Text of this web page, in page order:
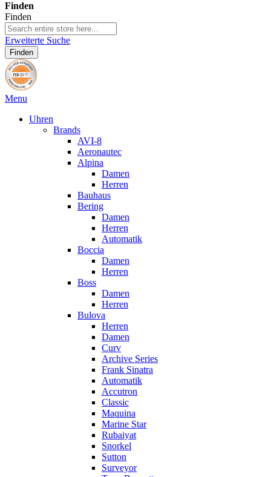
Finden
Finden
Erweiterte Suche
Finden
Menu
Uhren
Brands
AVI-8
Aeronautec
Alpina
Damen
Herren
Bauhaus
Bering
Damen
Herren
Automatik
Boccia
Damen
Herren
Boss
Damen
Herren
Bulova
Herren
Damen
Curv
Archive Series
Frank Sinatra
Automatik
Accutron
Classic
Maquina
Marine Star
Rubaiyat
Snorkel
Sutton
Surveyor